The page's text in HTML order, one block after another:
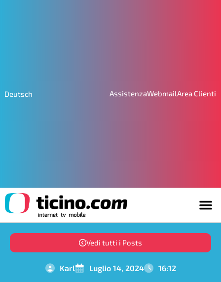
Deutsch AssistenzaWebmailArea Clienti
Vedi tutti i Posts
Karl Luglio 14, 2024 16:12